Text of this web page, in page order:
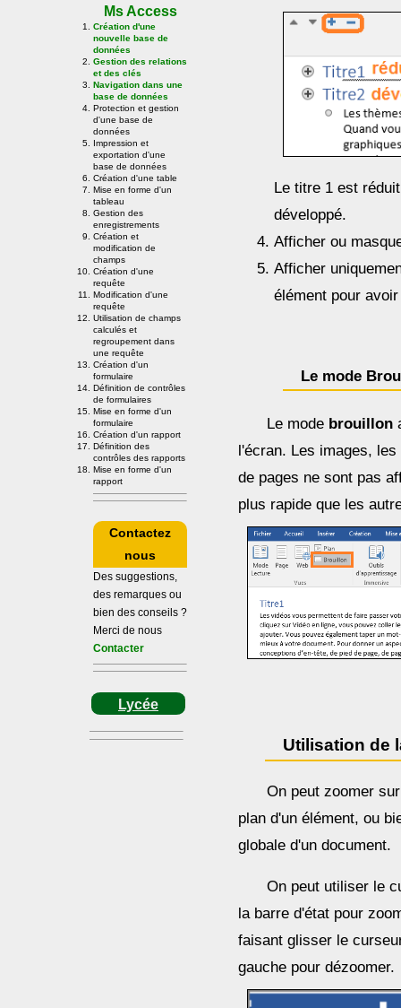
Ms Access
Création d'une
nouvelle base de
données
Gestion des relations
et des clés
Navigation dans une
base de données
Protection et gestion
d'une base de
données
Impression et
exportation d'une
base de données
Création d'une table
Mise en forme d'un
tableau
Gestion des
enregistrements
Création et
modification de
champs
Création d'une
requête
Modification d'une
requête
Utilisation de champs
calculés et
regroupement dans
une requête
Création d'un
formulaire
Définition de contrôles
de formulaires
Mise en forme d'un
formulaire
Création d'un rapport
Définition des
contrôles des rapports
Mise en forme d'un
rapport
Contactez
nous
Des suggestions,
des remarques ou
bien des conseils ?
Merci de nous
Contacter
Lycée
Le titre 1 est
développé.
Afficher ou
Afficher
élément pour
Le mode
Le mode brouillon
l'écran. Les images,
de pages ne sont pas
plus rapide que les
Utilisation de
On peut zoomer
plan d'un élément, ou
globale d'un document.
On peut utiliser le
la barre d'état pour
faisant glisser le
gauche pour dézoomer.